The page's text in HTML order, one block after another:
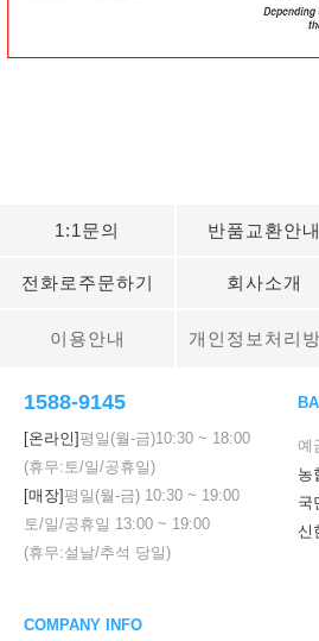
1:1문의 반품교환안내
전화로주문하기 회사소개
이용안내 개인정보처리
1588-9145
[온라인] 평일(월-금)10:30 ~ 18:00
(휴무:토/일/공휴일)
[매장] 평일(월-금) 10:30 ~ 19:00
토/일/공휴일 13:00 ~ 19:00
(휴무:설날/추석 당일)
예
농
국
신
COMPANY INFO